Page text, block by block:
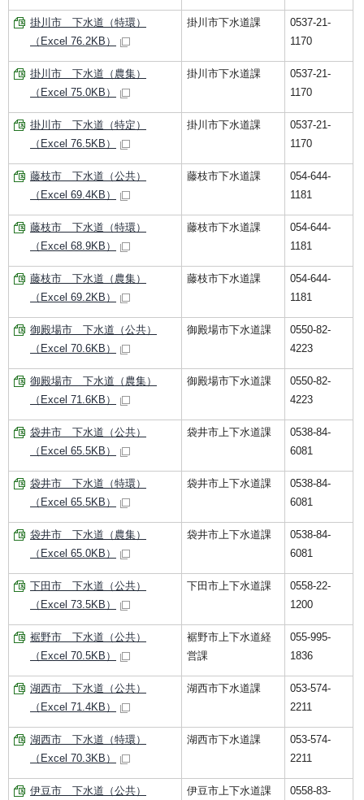
掛川市 下水道（特環）
（Excel 76.2KB）
掛川市下水道課
0537-21-
1170
掛川市 下水道（農集）
（Excel 75.0KB）
掛川市下水道課
0537-21-
1170
掛川市 下水道（特定）
（Excel 76.5KB）
掛川市下水道課
0537-21-
1170
藤枝市 下水道（公共）
（Excel 69.4KB）
藤枝市下水道課
054-644-
1181
藤枝市 下水道（特環）
（Excel 68.9KB）
藤枝市下水道課
054-644-
1181
藤枝市 下水道（農集）
（Excel 69.2KB）
藤枝市下水道課
054-644-
1181
御殿場市 下水道（公共）
（Excel 70.6KB）
御殿場市下水道課
0550-82-
4223
御殿場市 下水道（農集）
（Excel 71.6KB）
御殿場市下水道課
0550-82-
4223
袋井市 下水道（公共）
（Excel 65.5KB）
袋井市上下水道課
0538-84-
6081
袋井市 下水道（特環）
（Excel 65.5KB）
袋井市上下水道課
0538-84-
6081
袋井市 下水道（農集）
（Excel 65.0KB）
袋井市上下水道課
0538-84-
6081
下田市 下水道（公共）
（Excel 73.5KB）
下田市上下水道課
0558-22-
1200
裾野市 下水道（公共）
（Excel 70.5KB）
裾野市上下水道経
営課
055-995-
1836
湖西市 下水道（公共）
（Excel 71.4KB）
湖西市下水道課
053-574-
2211
湖西市 下水道（特環）
（Excel 70.3KB）
湖西市下水道課
053-574-
2211
伊豆市 下水道（公共） 伊豆市上下水道課 0558-83-